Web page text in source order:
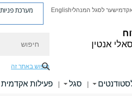
אנטין
שער לסגל המנהליEnglish מערכת פניות
חיפוש באתר זה
| סגל | פעילות אקדמית